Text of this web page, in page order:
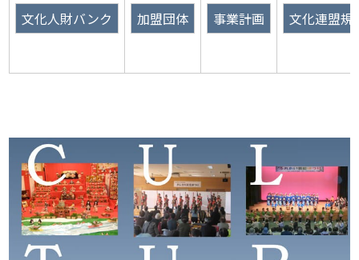
文化人財バンク 加盟団体 事業計画 文化連盟規